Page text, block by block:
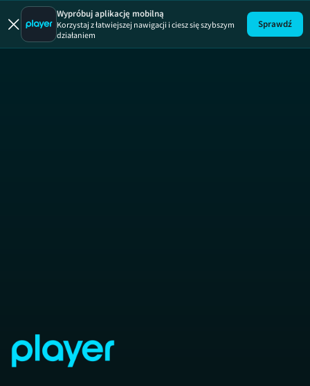
Wypróbuj aplikację mobilną
Korzystaj z łatwiejszej nawigacji i ciesz się szybszym
działaniem
Sprawdź